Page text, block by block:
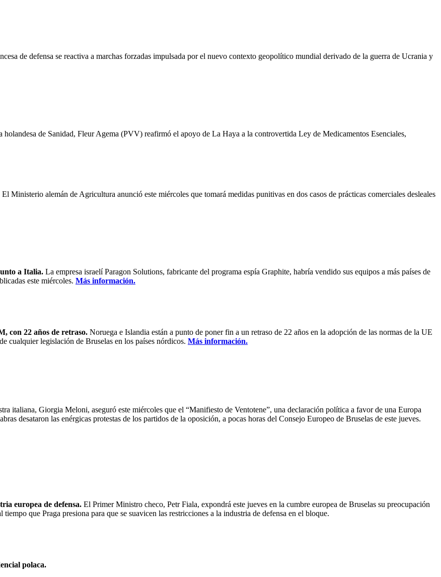
de defensa se reactiva a marchas forzadas impulsada por el nuevo contexto geopolítico mundial derivado de la guerra de Ucrania y
holandesa de Sanidad, Fleur Agema (PVV) reafirmó el apoyo de La Haya a la controvertida Ley de Medicamentos Esenciales,
El Ministerio alemán de Agricultura anunció este miércoles que tomará medidas punitivas en dos casos de prácticas comerciales desleales
a Italia. La empresa israelí Paragon Solutions, fabricante del programa espía Graphite, habría vendido sus equipos a más países de
este miércoles. Más información.
con 22 años de retraso. Noruega e Islandia están a punto de poner fin a un retraso de 22 años en la adopción de las normas de la UE
cualquier legislación de Bruselas en los países nórdicos. Más información.
italiana, Giorgia Meloni, aseguró este miércoles que el “Manifiesto de Ventotene”, una declaración política a favor de una Europa
desataron las enérgicas protestas de los partidos de la oposición, a pocas horas del Consejo Europeo de Bruselas de este jueves.
europea de defensa. El Primer Ministro checo, Petr Fiala, expondrá este jueves en la cumbre europea de Bruselas su preocupación
que Praga presiona para que se suavicen las restricciones a la industria de defensa en el bloque.
polaca.